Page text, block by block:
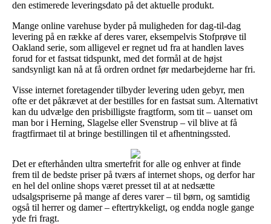
den estimerede leveringsdato på det aktuelle produkt.
Mange online varehuse byder på muligheden for dag-til-dag
levering på en række af deres varer, eksempelvis Stofprøve til
Oakland serie, som alligevel er regnet ud fra at handlen laves
forud for et fastsat tidspunkt, med det formål at de højst
sandsynligt kan nå at få ordren ordnet før medarbejderne har fri.
Visse internet foretagender tilbyder levering uden gebyr, men
ofte er det påkrævet at der bestilles for en fastsat sum. Alternativt
kan du udvælge den prisbilligste fragtform, som tit – uanset om
man bor i Herning, Slagelse eller Svenstrup – vil blive at få
fragtfirmaet til at bringe bestillingen til et afhentningssted.
Det er efterhånden ultra smertefrit for alle og enhver at finde
frem til de bedste priser på tværs af internet shops, og derfor har
en hel del online shops været presset til at at nedsætte
udsalgspriserne på mange af deres varer – til børn, og samtidig
også til herrer og damer – eftertrykkeligt, og endda nogle gange
yde fri fragt.